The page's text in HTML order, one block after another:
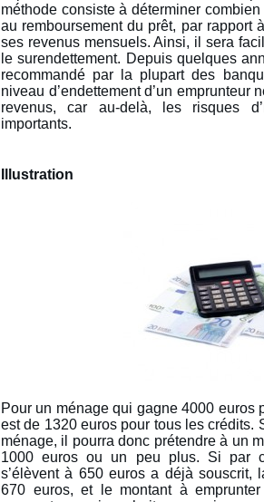
méthode consiste à déterminer
au remboursement du prêt, par rapport
ses revenus mensuels. Ainsi, il sera
le surendettement. Depuis quelques
recommandé par la plupart des
niveau d’endettement d’un
revenus, car au-delà, les risques
importants.
Illustration
Pour un ménage qui gagne 4000 euros
est de 1320 euros pour tous les crédits.
ménage, il pourra donc prétendre à un
1000 euros ou un peu plus. Si par
s’élèvent à 650 euros a déjà souscrit,
670 euros, et le montant à